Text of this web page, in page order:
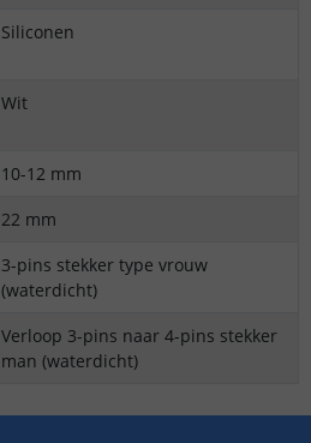
Siliconen
Wit
10-12 mm
22 mm
3-pins stekker type vrouw
(waterdicht)
Verloop 3-pins naar 4-pins stekker
man (waterdicht)